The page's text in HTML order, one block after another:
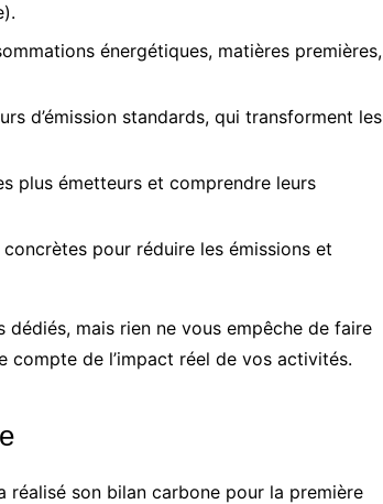
énergétiques, matières premières,
d’émission standards, qui transforment les
plus émetteurs et comprendre leurs
pour réduire les émissions et
dédiés, mais rien ne vous empêche de faire
compte de l’impact réel de vos activités.
réalisé son bilan carbone pour la première